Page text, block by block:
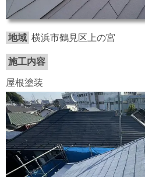
地域 横浜市鶴見区上の宮
施工内容
屋根塗装